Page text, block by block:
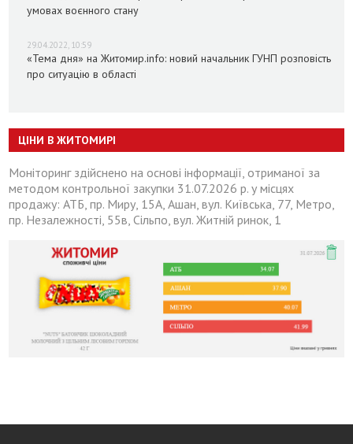
умовах воєнного стану
29.04.2022, 10:59
«Тема дня» на Житомир.info: новий начальник ГУНП розповість
про ситуацію в області
ЦІНИ В ЖИТОМИРІ
Моніторинг здійснено на основі інформації, отриманої за
методом контрольної закупки 31.07.2026 р. у місцях
продажу: АТБ, пр. Миру, 15А, Ашан, вул. Київська, 77, Метро,
пр. Незалежності, 55в, Сільпо, вул. Житній ринок, 1